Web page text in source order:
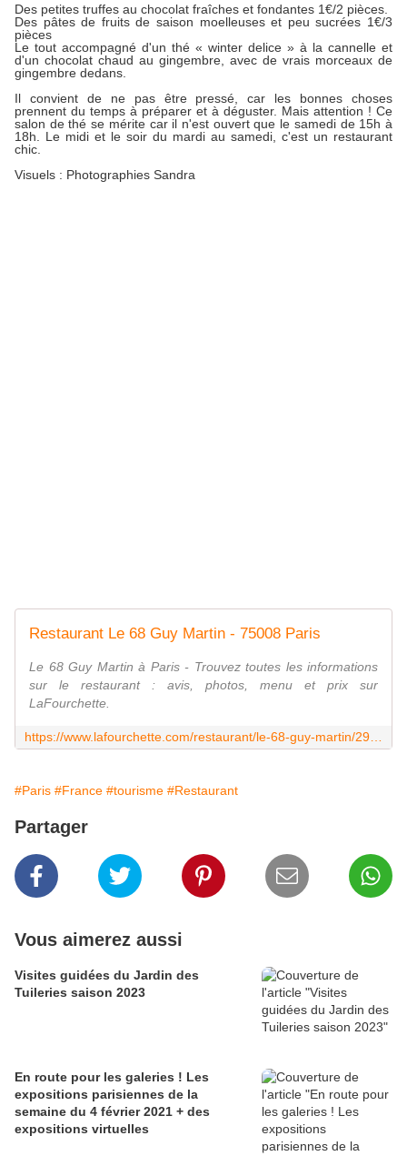
Des petites truffes au chocolat fraîches et fondantes 1€/2 pièces.
Des pâtes de fruits de saison moelleuses et peu sucrées 1€/3
pièces
Le tout accompagné d'un thé « winter delice » à la cannelle et
d'un chocolat chaud au gingembre, avec de vrais morceaux de
gingembre dedans.
Il convient de ne pas être pressé, car les bonnes choses
prennent du temps à préparer et à déguster. Mais attention ! Ce
salon de thé se mérite car il n'est ouvert que le samedi de 15h à
18h. Le midi et le soir du mardi au samedi, c'est un restaurant
chic.
Visuels : Photographies Sandra
Restaurant Le 68 Guy Martin - 75008 Paris
Le 68 Guy Martin à Paris - Trouvez toutes les informations
sur le restaurant : avis, photos, menu et prix sur
LaFourchette.
#Paris #France #tourisme #Restaurant
Partager
Vous aimerez aussi
Visites guidées du Jardin des
Tuileries saison 2023
En route pour les galeries ! Les
expositions parisiennes de la
semaine du 4 février 2021 + des
expositions virtuelles